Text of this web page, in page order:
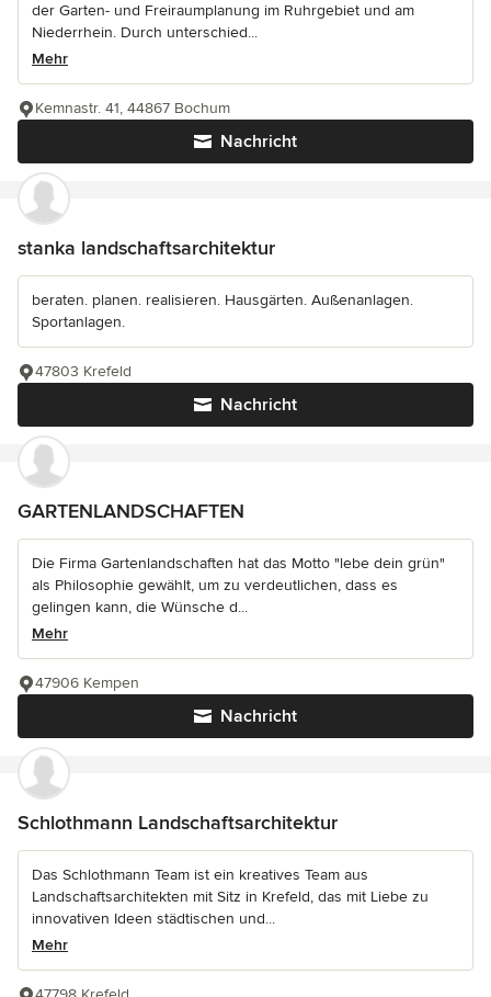
der Garten- und Freiraumplanung im Ruhrgebiet und am
Niederrhein. Durch unterschied...
Mehr
Nachricht
Kemnastr. 41, 44867 Bochum
stanka landschaftsarchitektur
beraten. planen. realisieren. Hausgärten. Außenanlagen.
Sportanlagen.
Nachricht
47803 Krefeld
GARTENLANDSCHAFTEN
Die Firma Gartenlandschaften hat das Motto "lebe dein grün"
als Philosophie gewählt, um zu verdeutlichen, dass es
gelingen kann, die Wünsche d...
Mehr
Nachricht
47906 Kempen
Schlothmann Landschaftsarchitektur
Das Schlothmann Team ist ein kreatives Team aus
Landschaftsarchitekten mit Sitz in Krefeld, das mit Liebe zu
innovativen Ideen städtischen und...
Mehr